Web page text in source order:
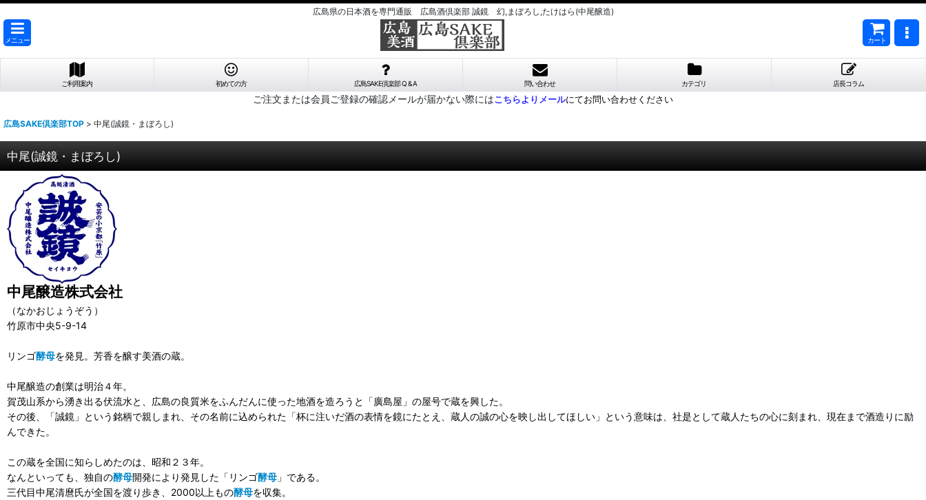
広島県の日本酒を専門通販 広島酒倶楽部 誠鏡 幻,まぼろし,たけはら(中尾醸造)
メニュー カート
ご利用案内 初めての方 広島SAKE倶楽部 Q & A 問い合わせ カテゴリ 店長コラム
ご注文または会員ご登録の確認メールが届かない際にはこちらよりメールにてお問い合わせください
広島SAKE倶楽部TOP > 中尾(誠鏡・まぼろし)
中尾(誠鏡・まぼろし)
中尾醸造株式会社
（なかおじょうぞう）
竹原市中央5-9-14
リンゴ酵母を発見。芳香を醸す美酒の蔵。
中尾醸造の創業は明治４年。
賀茂山系から湧き出る伏流水と、広島の良質米をふんだんに使った地酒を造ろうと「廣島屋」の屋号で蔵を興した。
その後、「誠鏡」という銘柄で親しまれ、その名前に込められた「杯に注いだ酒の表情を鏡にたとえ、蔵人の誠の心を映し出してほしい」という意味は、社是として蔵人たちの心に刻まれ、現在まで酒造りに励
んできた。
この蔵を全国に知らしめたのは、昭和２３年。
なんといっても、独自の酵母開発により発見した「リンゴ酵母 」である。
三代目中尾清麿氏が全国を渡り歩き、2000以上もの酵母を収集。